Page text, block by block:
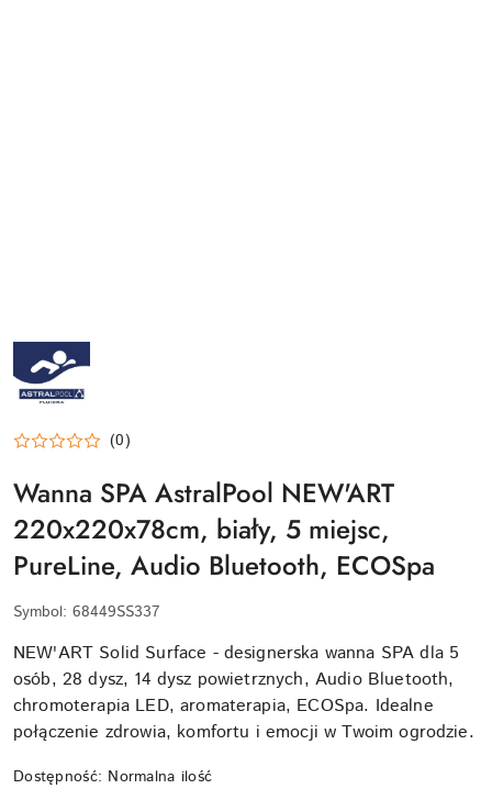
ASTRALPOOL-
LOGO_200X200
(0)
Wanna SPA AstralPool NEW'ART
220x220x78cm, biały, 5 miejsc,
PureLine, Audio Bluetooth, ECOSpa
Symbol: 68449SS337
NEW'ART Solid Surface - designerska wanna SPA dla 5
osób, 28 dysz, 14 dysz powietrznych, Audio Bluetooth,
chromoterapia LED, aromaterapia, ECOSpa. Idealne
połączenie zdrowia, komfortu i emocji w Twoim ogrodzie.
Dostępność: Normalna ilość